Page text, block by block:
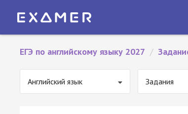
ЕГЭ по английскому языку 2027 /
Английский язык Задания